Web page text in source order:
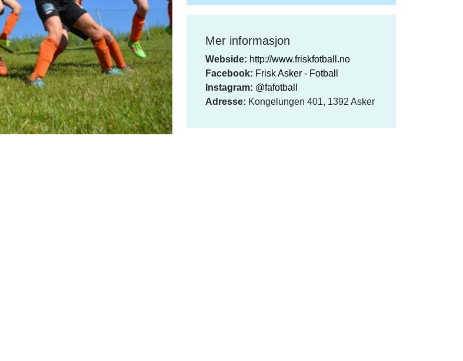
Mer informasjon
Webside: http://www.friskfotball.no
Facebook: Frisk Asker - Fotball
Instagram: @fafotball
Adresse: Kongelungen 401, 1392 Asker